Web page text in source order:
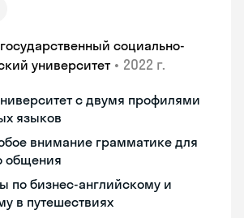
социально-
университет • 2022 г.
с двумя профилями
языков
внимание грамматике для
общения
по бизнес-английскому и
в путешествиях